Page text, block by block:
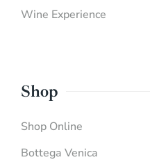
Wine Experience
Shop
Shop Online
Bottega Venica